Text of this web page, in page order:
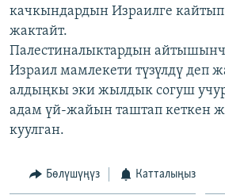
качкындардын Израилге кайтып
жактайт.
Палестиналыктардын
Израил мамлекети түзүлдү деп
алдыңкы эки жылдык согуш
адам үй-жайын таштап кеткен
куулган.
Бөлүшүңүз Катталыңыз